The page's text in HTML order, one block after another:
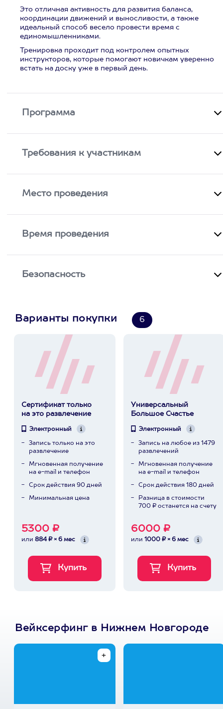
Это отличная активность для развития баланса,
координации движений и выносливости, а также
идеальный способ весело провести время с
единомышленниками.
Тренировка проходит под контролем опытных
инструкторов, которые помогают новичкам уверенно
встать на доску уже в первый день.
Программа
Требования к участникам
Место проведения
Время проведения
Безопасность
Варианты покупки 6
Сертификат только
на это развлечение
Электронный
Запись только на это
развлечение
Мгновенная получение
на e-mail и телефон
Срок действия 90 дней
Минимальная цена
5300 ₽
или 884 ₽ × 6 мес
Универсальный
Большое Счастье
Электронный
Запись на любое из 1479
развлечений
Мгновенная получение
на e-mail и телефон
Срок действия 180 дней
Разница в стоимости
700 ₽ останется на счету
6000 ₽
или 1000 ₽ × 6 мес
Вейксерфинг в Нижнем Новгороде